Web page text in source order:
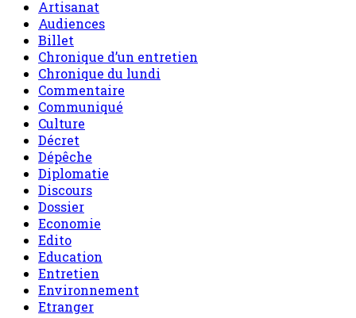
Artisanat
Audiences
Billet
Chronique d’un entretien
Chronique du lundi
Commentaire
Communiqué
Culture
Décret
Dépêche
Diplomatie
Discours
Dossier
Economie
Edito
Education
Entretien
Environnement
Etranger